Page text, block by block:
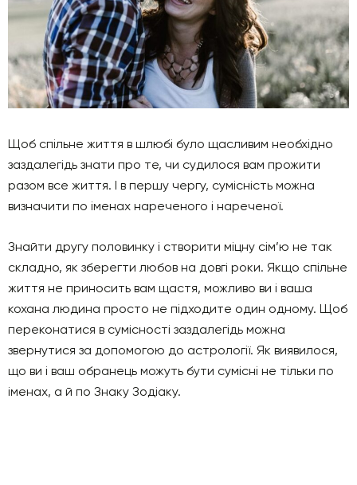
Щоб спільне життя в шлюбі було щасливим необхідно
заздалегідь знати про те, чи судилося вам прожити
разом все життя. І в першу чергу, сумісність можна
визначити по іменах нареченого і нареченої.
Знайти другу половинку і створити міцну сім’ю не так
складно, як зберегти любов на довгі роки. Якщо спільне
життя не приносить вам щастя, можливо ви і ваша
кохана людина просто не підходите один одному. Щоб
переконатися в сумісності заздалегідь можна
звернутися за допомогою до астрології. Як виявилося,
що ви і ваш обранець можуть бути сумісні не тільки по
іменах, а й по Знаку Зодіаку.